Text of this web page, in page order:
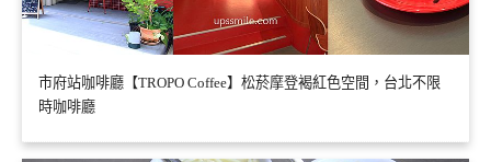
市府站咖啡廳【TROPO Coffee】松菸摩登褐紅色空間，台北不限
時咖啡廳